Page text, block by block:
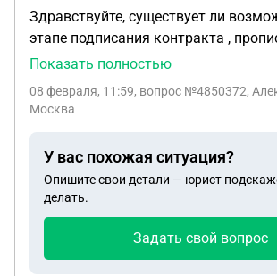
Здравствуйте, существует ли
этапе подписания контракта ,
оформить его так чтоб исключить
отряды и принуждения продления
Показать полностью
08 февраля, 11:59, вопрос №4850372,
Москва
У вас похожая ситуация?
Опишите свои детали — юрист
делать.
Задать свой вопрос